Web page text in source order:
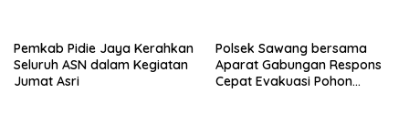
Pemkab Pidie Jaya Kerahkan
Seluruh ASN dalam Kegiatan
Jumat Asri
Polsek Sawang bersama
Aparat Gabungan Respons
Cepat Evakuasi Pohon